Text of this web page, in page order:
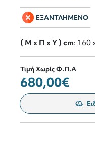
ΕΞΑΝΤΛΗΜΕΝΟ
( M x Π x Y ) cm: 160
Τιμή Χωρίς Φ.Π.Α
680,00€